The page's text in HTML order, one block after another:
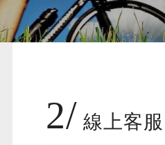
2/ 線上客服